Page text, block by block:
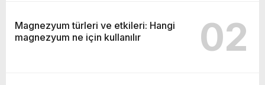
Magnezyum türleri ve etkileri: Hangi
magnezyum ne için kullanılır
02